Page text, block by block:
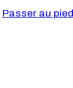
Passer au